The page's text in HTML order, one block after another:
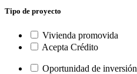
Tipo de proyecto
Vivienda promovida
Acepta Crédito
Oportunidad de inversión